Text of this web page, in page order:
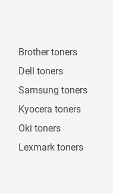
Brother toners
Dell toners
Samsung toners
Kyocera toners
Oki toners
Lexmark toners